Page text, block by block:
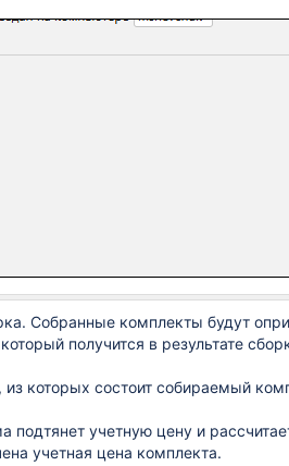
Собранные комплекты будут
получится в результате
которых состоит собираемый
учетную цену и
учетная цена комплекта.